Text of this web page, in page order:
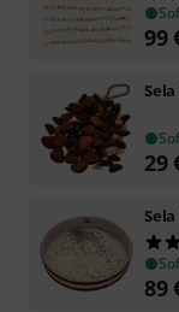
99
Sela
29
Sela
89